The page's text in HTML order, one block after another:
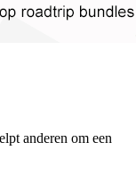
anderen om een